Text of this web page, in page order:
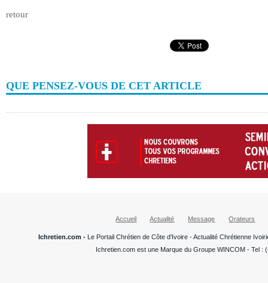
retour
QUE PENSEZ-VOUS DE CET ARTICLE
Accueil Actualité Message Orateurs
Ichretien.com - Le Portail Chrétien de Côte d'Ivoire - Actualité Chrétienne
Ichretien.com est une Marque du Groupe WINCOM - Tel :